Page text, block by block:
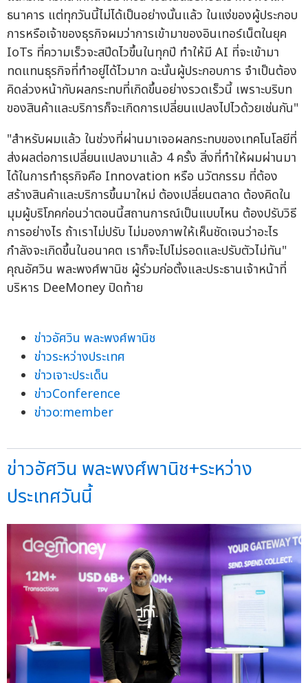
ธนาคาร แต่ทุกวันนี้ไม่ได้เป็นอย่างนั้นแล้ว ในแง่ของผู้ประกอบ
การหรือเจ้าของธุรกิจผมว่าการเข้ามาของอินเทอร์เน็ตในยุค
IoTs ที่ความเร็วจะสปีดไวขึ้นในทุกปี ทำให้มี AI ที่จะเข้ามา
ทดแทนธุรกิจที่ทำอยู่ได้ไวมาก ฉะนั้นผู้ประกอบการ จำเป็นต้อง
คิดล่วงหน้ากับผลกระทบที่เกิดขึ้นอย่างรวดเร็วนี้ เพราะบริบท
ของสินค้าและบริการก็จะเกิดการเปลี่ยนแปลงไปไวด้วยเช่นกัน"
"สำหรับผมแล้ว ในช่วงที่ผ่านมาเจอผลกระทบของเทคโนโลยีที่
ส่งผลต่อการเปลี่ยนแปลงมาแล้ว 4 ครั้ง สิ่งที่ทำให้ผมผ่านมา
ได้ในการทำธุรกิจคือ Innovation หรือ นวัตกรรม ที่ต้อง
สร้างสินค้าและบริการขึ้นมาใหม่ ต้องเปลี่ยนตลาด ต้องคิดใน
มุมผู้บริโภคก่อนว่าตอนนี้สถานการณ์เป็นแบบไหน ต้องปรับวิธี
การอย่างไร ถ้าเราไม่ปรับ ไม่มองภาพให้เห็นชัดเจนว่าอะไร
กำลังจะเกิดขึ้นในอนาคต เราก็จะไปไม่รอดและปรับตัวไม่ทัน"
คุณอัศวิน พละพงศ์พานิช ผู้ร่วมก่อตั้งและประธานเจ้าหน้าที่
บริหาร DeeMoney ปิดท้าย
ข่าวอัศวิน พละพงศ์พานิช
ข่าวระหว่างประเทศ
ข่าวเจาะประเด็น
ข่าวConference
ข่าวo:member
ข่าวอัศวิน พละพงศ์พานิช+ระหว่าง
ประเทศวันนี้